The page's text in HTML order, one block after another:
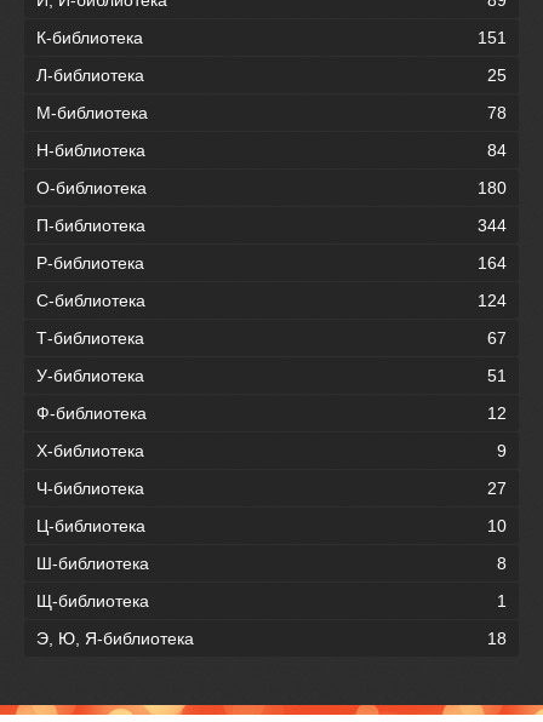
К-библиотека
151
Л-библиотека
25
М-библиотека
78
Н-библиотека
84
О-библиотека
180
П-библиотека
344
Р-библиотека
164
С-библиотека
124
Т-библиотека
67
У-библиотека
51
Ф-библиотека
12
Х-библиотека
9
Ч-библиотека
27
Ц-библиотека
10
Ш-библиотека
8
Щ-библиотека
1
Э, Ю, Я-библиотека
18